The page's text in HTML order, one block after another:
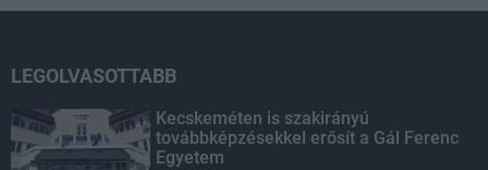
LEGOLVASOTTABB
Kecskeméten is szakirányú
továbbképzésekkel erősít a Gál Ferenc
Egyetem